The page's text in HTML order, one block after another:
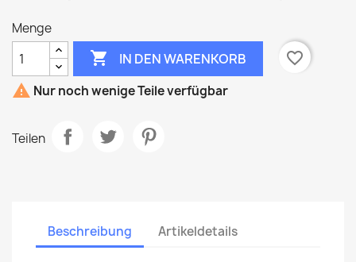
Menge
 IN DEN WARENKORB
favorite_border
 Nur noch wenige Teile verfügbar
Teilen
Beschreibung Artikeldetails